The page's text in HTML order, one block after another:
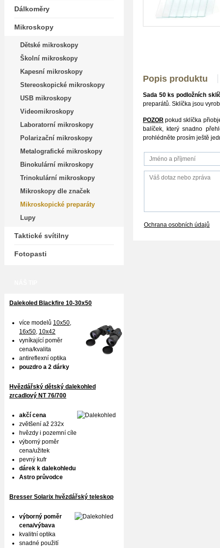
Popis produktu
Sada 50 ks podložních
preparátů. Sklíčka jsou
POZOR pokud sklíčka
balíček, který snadno
prohlédněte prosím ještě
Ochrana osobních údajů
Dálkoměry
Mikroskopy
Dětské mikroskopy
Školní mikroskopy
Kapesní mikroskopy
Stereoskopické mikroskopy
USB mikroskopy
Videomikroskopy
Laboratorní mikroskopy
Polarizační mikroskopy
Metalografické mikroskopy
Binokulární mikroskopy
Trinokulární mikroskopy
Mikroskopy dle značek
Mikroskopické preparáty
Lupy
Taktické svítilny
Fotopasti
Dalekoled Blackfire 10-30x50
více modelů 10x50,
16x50, 10x42
vyníkající poměr
cena/kvalita
antireflexní optika
pouzdro a 2 dárky
Hvězdářský dětský dalekohled
zrcadlový NT 76/700
akčí cena
zvětšení až 232x
hvězdy i pozemní cíle
výborný poměr
cena/užitek
pevný kufr
dárek k dalekohledu
Astro průvodce
Bresser Solarix hvězdářský teleskop
výborný poměr
cena/výbava
kvalitní optika
snadné použití